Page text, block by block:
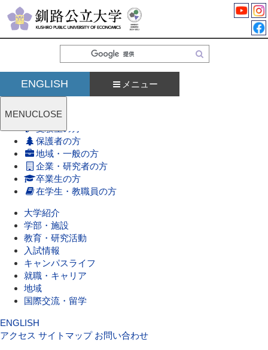
索
ENGLISH メニュー
MENUCLOSE
受験生の方
保護者の方
地域・一般の方
企業・研究者の方
卒業生の方
在学生・教職員の方
大学紹介
学部・施設
教育・研究活動
入試情報
キャンパスライフ
就職・キャリア
地域
国際交流・留学
ENGLISH
アクセス サイトマップ お問い合わせ